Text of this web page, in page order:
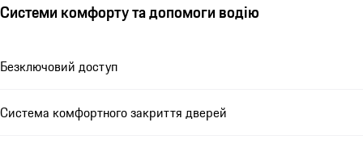
Системи комфорту та допомоги водію
Безключовий доступ
Система комфортного закриття дверей